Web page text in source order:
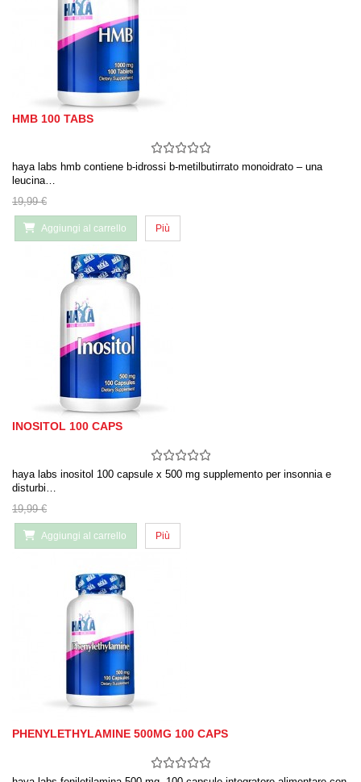
HMB 100 TABS
haya labs hmb contiene b-idrossi b-metilbutirrato monoidrato – una
leucina…
19,99 €
Aggiungi al carrello Più
INOSITOL 100 CAPS
haya labs inositol 100 capsule x 500 mg supplemento per insonnia e
disturbi…
19,99 €
Aggiungi al carrello Più
PHENYLETHYLAMINE 500MG 100 CAPS